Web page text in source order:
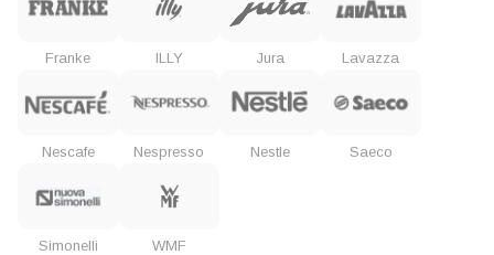
Franke ILLY Jura Lavazza
Nescafe Nespresso Nestle Saeco
Simonelli WMF